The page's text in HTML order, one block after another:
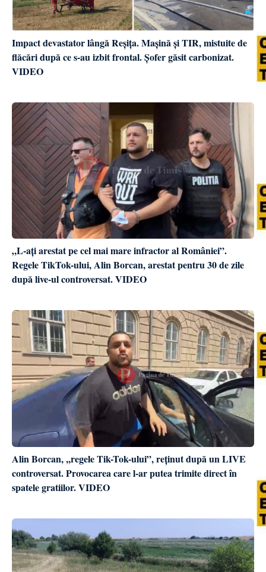
Impact devastator lângă Reșița. Mașină și TIR, mistuite de
flăcări după ce s-au izbit frontal. Șofer găsit carbonizat.
VIDEO
„L-ați arestat pe cel mai mare infractor al României”.
Regele TikTok-ului, Alin Borcan, arestat pentru 30 de zile
după live-ul controversat. VIDEO
Alin Borcan, ,,regele Tik-Tok-ului”, reținut după un LIVE
controversat. Provocarea care l-ar putea trimite direct în
spatele gratiilor. VIDEO